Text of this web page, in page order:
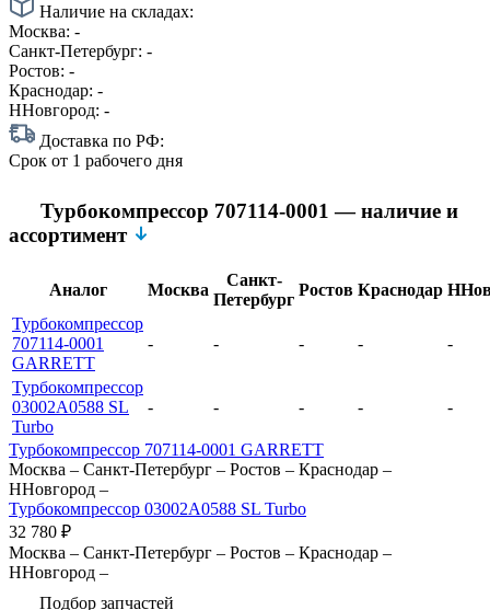
Наличие на складах:
Москва: -
Санкт-Петербург: -
Ростов: -
Краснодар: -
ННовгород: -
Доставка по РФ:
Срок от 1 рабочего дня
Турбокомпрессор 707114-0001 — наличие и
ассортимент
Аналог Москва
Санкт-
Петербург
Ростов Краснодар
Турбокомпрессор
707114-0001
GARRETT
- - - - -
Турбокомпрессор
03002A0588 SL
Turbo
- - - - -
Турбокомпрессор 707114-0001 GARRETT
Москва – Санкт-Петербург – Ростов – Краснодар –
ННовгород –
Турбокомпрессор 03002A0588 SL Turbo
32 780 ₽
Москва – Санкт-Петербург – Ростов – Краснодар –
ННовгород –
Подбор запчастей